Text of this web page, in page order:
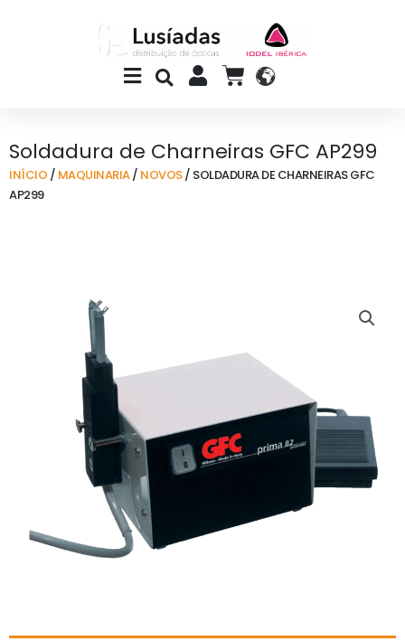
Main
Menu
CART
Soldadura de Charneiras GFC AP299
INÍCIO / MAQUINARIA/ NOVOS/ SOLDADURA DE CHARNEIRAS GFC
AP299